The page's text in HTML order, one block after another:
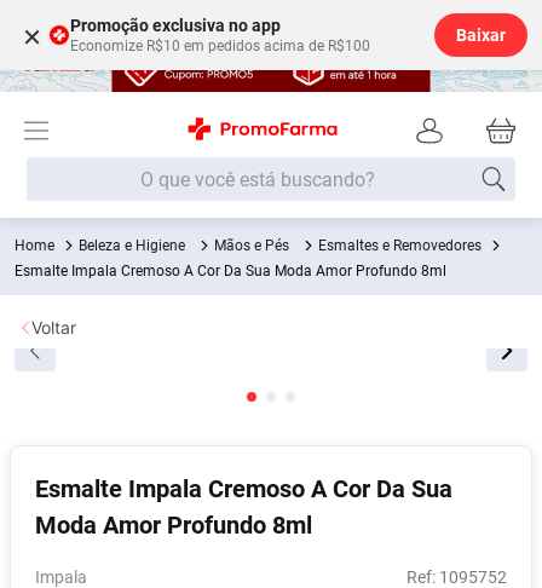
× Promoção exclusiva no app
Economize R$10 em pedidos acima de R$100
Baixar
O que você está buscando?
Beleza e Higiene Mãos e Pés
Esmaltes e Removedores
Esmalte Impala Cremoso A Cor Da Sua Moda Amor Profundo 8ml
Esmalte Impala Cremoso A Cor Da Sua
Moda Amor Profundo 8ml
Impala : 1095752
Voltar
Termos mais buscados
1º Fralda
2
6º Desodorante
7º Shampoo
8º